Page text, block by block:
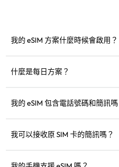
我的 eSIM 方案什麼時候會啟用？
裝。
什麼是每日方案？
如果當天的流量用完，速度會降
我的 eSIM 包含電話號碼和簡訊嗎
用程式進行通訊。
我可以接收原 SIM 卡的簡訊嗎？